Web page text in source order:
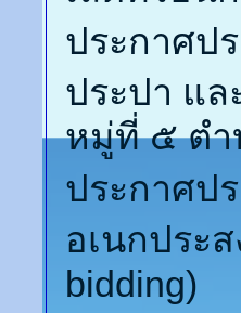
ประกาศป
ประปา แ
หมู่ที่ ๕ ตำ
ประกาศป
อเนกประ
bidding)